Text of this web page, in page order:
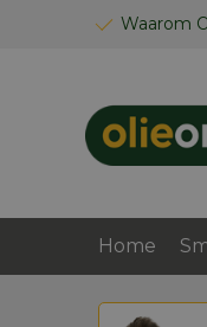
Waarom
GA
Home